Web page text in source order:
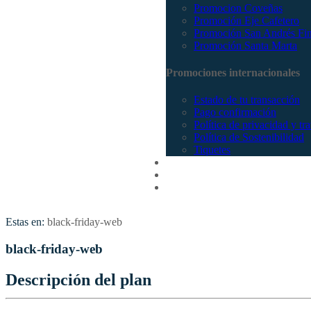
Promocion Coveñas
Promoción Eje Cafetero
Promoción San Andrés
Promoción Santa Marta
Promociones internacionales
Estado de tu transacción
Pago confirmación
Política de privacidad y
Política de Sostenibilidad
Tiquetes
Estas en: black-friday-web
black-friday-web
Descripción del plan